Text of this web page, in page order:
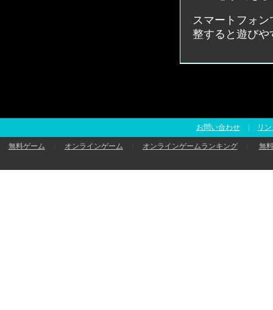
スマートフォ
整すると遊び
お問い合わせ リ
無料ゲーム ： オンラインゲーム ： オンラインゲームランキング ： 無